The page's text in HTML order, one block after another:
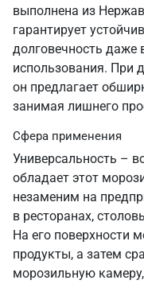
выполнена из
гарантирует
долговечность даже
использования. При
он предлагает
занимая лишнего
Сфера применения
Универсальность –
обладает этот
незаменим на
в ресторанах,
На его поверхности
продукты, а затем
морозильную